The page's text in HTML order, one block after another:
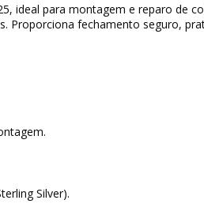
ideal para montagem e reparo de
Proporciona fechamento seguro,
Silver).